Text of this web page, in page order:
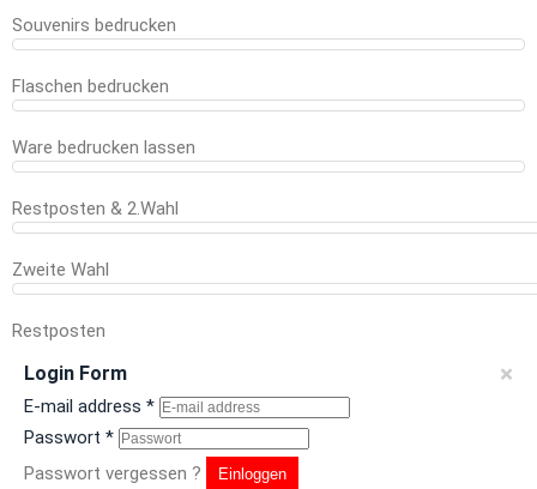
Souvenirs bedrucken
Flaschen bedrucken
Ware bedrucken lassen
Restposten & 2.Wahl
Zweite Wahl
Restposten
×
Login Form
E-mail address *
Passwort *
Passwort vergessen ?
Einloggen